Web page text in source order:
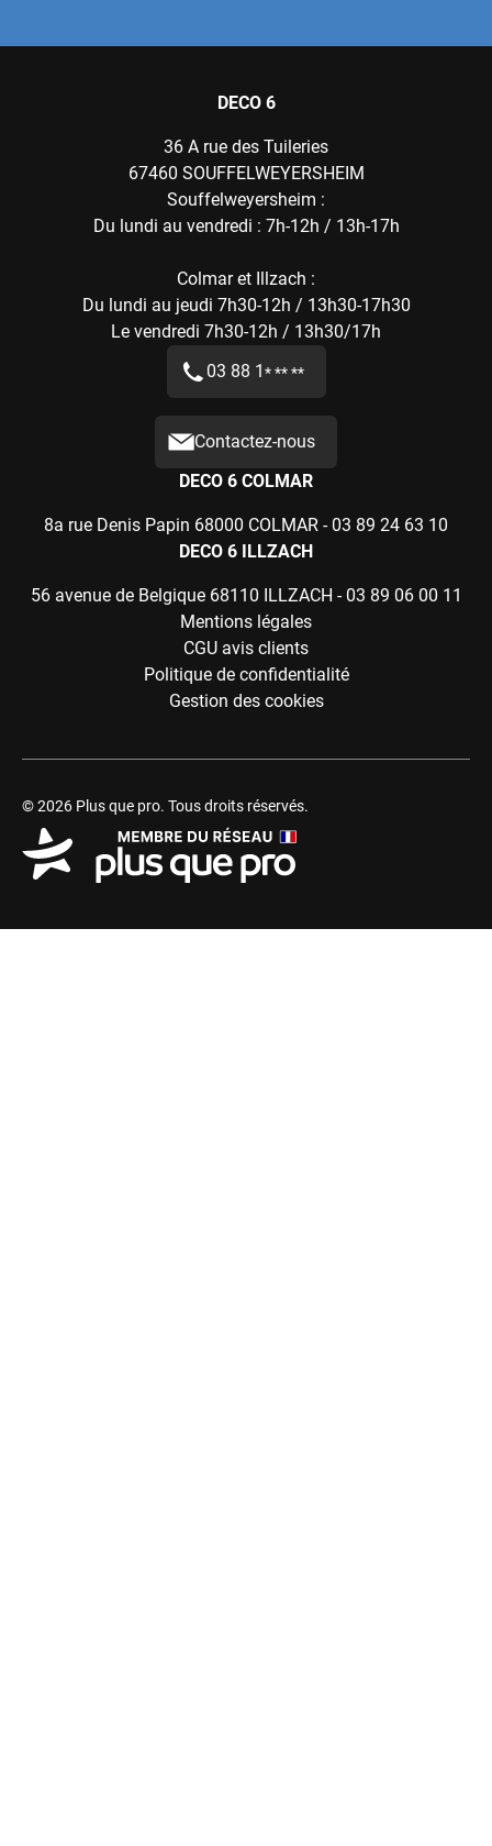
DECO 6
36 A rue des Tuileries
67460 SOUFFELWEYERSHEIM
Souffelweyersheim :
Du lundi au vendredi : 7h-12h / 13h-17h
Colmar et Illzach :
Du lundi au jeudi 7h30-12h / 13h30-17h30
Le vendredi 7h30-12h / 13h30/17h
03 88 1* ** **
Contactez-nous
DECO 6 COLMAR
8a rue Denis Papin 68000 COLMAR - 03 89 24 63 10
DECO 6 ILLZACH
56 avenue de Belgique 68110 ILLZACH - 03 89 06 00 11
Mentions légales
CGU avis clients
Politique de confidentialité
Gestion des cookies
© 2026 Plus que pro. Tous droits réservés.